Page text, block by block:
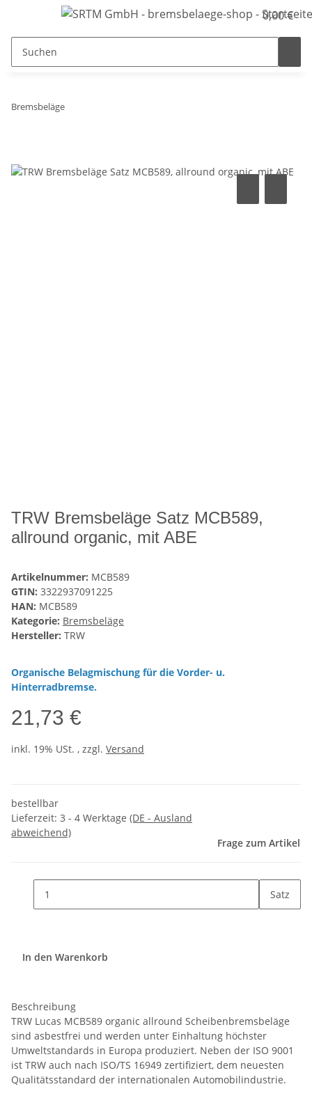
0,00 €
Bremsbeläge
TRW Bremsbeläge Satz MCB589,
allround organic, mit ABE
Artikelnummer: MCB589
GTIN: 3322937091225
HAN: MCB589
Kategorie: Bremsbeläge
Hersteller: TRW
Organische Belagmischung für die Vorder- u.
Hinterradbremse.
21,73 €
inkl. 19% USt. , zzgl. Versand
bestellbar
Lieferzeit: 3 - 4 Werktage (DE - Ausland
abweichend)
Frage zum Artikel
Satz
In den Warenkorb
Beschreibung
TRW Lucas MCB589 organic allround Scheibenbremsbeläge
sind asbestfrei und werden unter Einhaltung höchster
Umweltstandards in Europa produziert. Neben der ISO 9001
ist TRW auch nach ISO/TS 16949 zertifiziert, dem neuesten
Qualitätsstandard der internationalen Automobilindustrie.